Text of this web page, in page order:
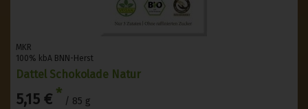
MKR
100% kbA BNN-Herst
Dattel Schokolade Natur
5,15 € * / 85 g